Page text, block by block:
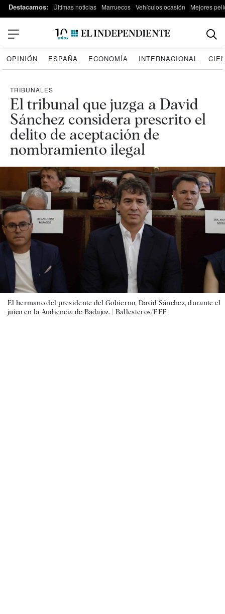
Destacamos: Últimas noticias Marruecos Vehículos ocasión Mejores
OPINIÓN ESPAÑA ECONOMÍA INTERNACIONAL
TRIBUNALES
El tribunal que juzga a David
Sánchez considera prescrito el
delito de aceptación de
nombramiento ilegal
El hermano del presidente del Gobierno, David Sánchez, durante el
juico en la Audiencia de Badajoz. | Ballesteros/EFE